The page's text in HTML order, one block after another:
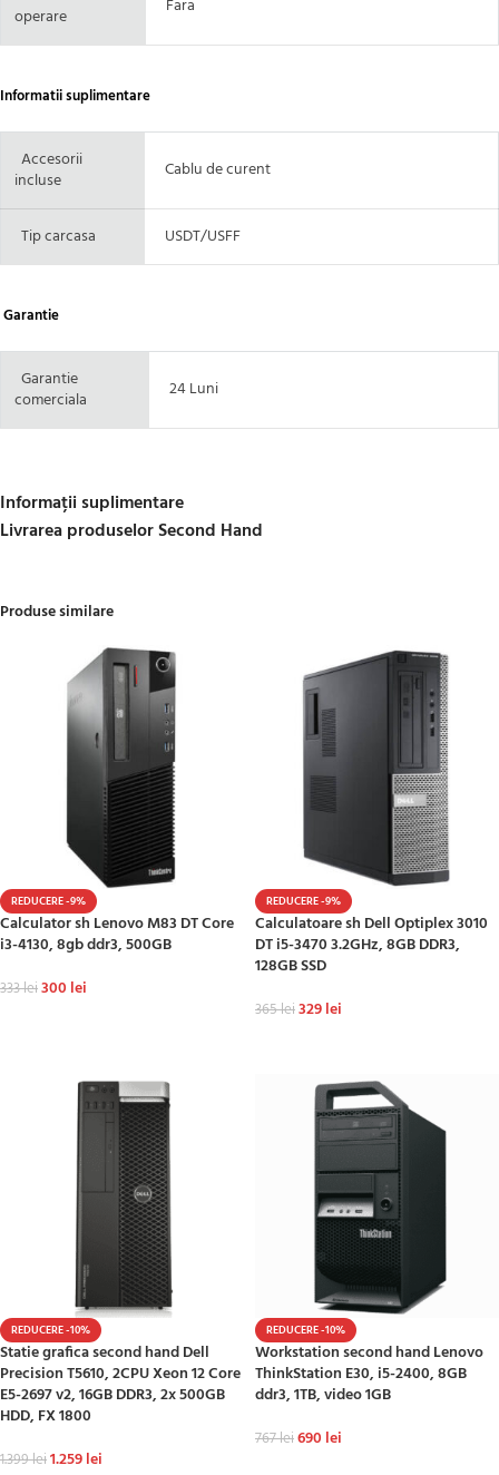
operare
Fara
Informatii suplimentare
Accesorii
incluse
Cablu de curent
Tip carcasa USDT/USFF
Garantie
Garantie
comerciala
24 Luni
Informații suplimentare
Livrarea produselor Second Hand
Produse similare
REDUCERE -9%
Calculator sh Lenovo M83 DT Core
i3-4130, 8gb ddr3, 500GB
333lei300 lei
REDUCERE -9%
Calculatoare sh Dell Optiplex 3010
DT i5-3470 3.2GHz, 8GB DDR3,
128GB SSD
365lei329lei
REDUCERE -10%
Statie grafica second hand Dell
Precision T5610, 2CPU Xeon 12 Core
E5-2697 v2, 16GB DDR3, 2x 500GB
HDD, FX 1800
1.399lei1.259lei
REDUCERE -10%
Workstation second hand Lenovo
ThinkStation E30, i5-2400, 8GB
ddr3, 1TB, video 1GB
767lei690 lei